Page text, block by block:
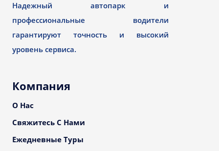
Надежный автопарк и
профессиональные водители
гарантируют точность и высокий
уровень сервиса.
Компания
О Нас
Свяжитесь С Нами
Ежедневные Туры